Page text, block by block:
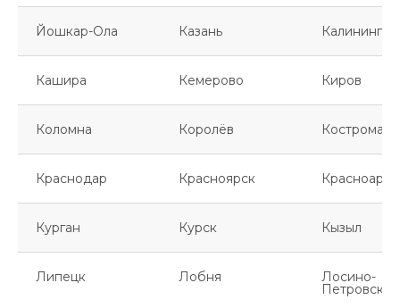
Йошкар-Ола Казань
Кашира Кемерово Киров
Коломна Королёв Кострома
Краснодар Красноярск
Курган Курск Кызыл
Липецк Лобня Лосино-
Петровский